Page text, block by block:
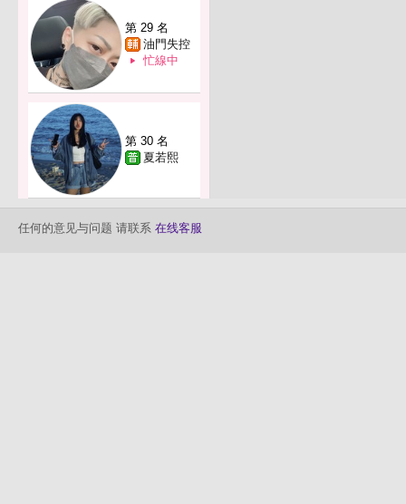
第 29 名
油門失控
忙線中
第 30 名
夏若熙
任何的意见与问题 请联系 在线客服